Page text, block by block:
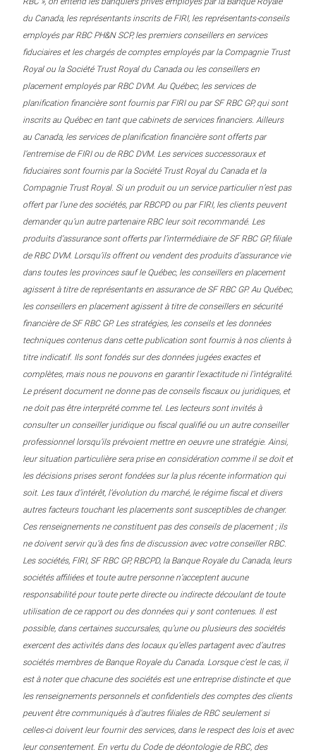
du Canada, les représentants inscrits de FIRI, les représentants-conseils
employés par RBC PH&N SCP, les premiers conseillers en services
fiduciaires et les chargés de comptes employés par la Compagnie Trust
Royal ou la Société Trust Royal du Canada ou les conseillers en
placement employés par RBC DVM. Au Québec, les services de
planification financière sont fournis par FIRI ou par SF RBC GP, qui sont
inscrits au Québec en tant que cabinets de services financiers. Ailleurs
au Canada, les services de planification financière sont offerts par
l’entremise de FIRI ou de RBC DVM. Les services successoraux et
fiduciaires sont fournis par la Société Trust Royal du Canada et la
Compagnie Trust Royal. Si un produit ou un service particulier n’est pas
offert par l’une des sociétés, par RBCPD ou par FIRI, les clients peuvent
demander qu’un autre partenaire RBC leur soit recommandé. Les
produits d’assurance sont offerts par l’intermédiaire de SF RBC GP, filiale
de RBC DVM. Lorsqu’ils offrent ou vendent des produits d’assurance vie
dans toutes les provinces sauf le Québec, les conseillers en placement
agissent à titre de représentants en assurance de SF RBC GP. Au Québec,
les conseillers en placement agissent à titre de conseillers en sécurité
financière de SF RBC GP. Les stratégies, les conseils et les données
techniques contenus dans cette publication sont fournis à nos clients à
titre indicatif. Ils sont fondés sur des données jugées exactes et
complètes, mais nous ne pouvons en garantir l’exactitude ni l’intégralité.
Le présent document ne donne pas de conseils fiscaux ou juridiques, et
ne doit pas être interprété comme tel. Les lecteurs sont invités à
consulter un conseiller juridique ou fiscal qualifié ou un autre conseiller
professionnel lorsqu’ils prévoient mettre en oeuvre une stratégie. Ainsi,
leur situation particulière sera prise en considération comme il se doit et
les décisions prises seront fondées sur la plus récente information qui
soit. Les taux d’intérêt, l’évolution du marché, le régime fiscal et divers
autres facteurs touchant les placements sont susceptibles de changer.
Ces renseignements ne constituent pas des conseils de placement ; ils
ne doivent servir qu’à des fins de discussion avec votre conseiller RBC.
Les sociétés, FIRI, SF RBC GP, RBCPD, la Banque Royale du Canada, leurs
sociétés affiliées et toute autre personne n’acceptent aucune
responsabilité pour toute perte directe ou indirecte découlant de toute
utilisation de ce rapport ou des données qui y sont contenues. Il est
possible, dans certaines succursales, qu’une ou plusieurs des sociétés
exercent des activités dans des locaux qu’elles partagent avec d’autres
sociétés membres de Banque Royale du Canada. Lorsque c’est le cas, il
est à noter que chacune des sociétés est une entreprise distincte et que
les renseignements personnels et confidentiels des comptes des clients
peuvent être communiqués à d’autres filiales de RBC seulement si
celles-ci doivent leur fournir des services, dans le respect des lois et avec
leur consentement. En vertu du Code de déontologie de RBC, des